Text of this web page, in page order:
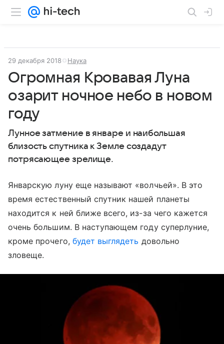
29 декабря 2018 Наука
Огромная Кровавая Луна
озарит ночное небо в новом
году
Лунное затмение в январе и наибольшая
близость спутника к Земле создадут
потрясающее зрелище.
Январскую луну еще называют «волчьей». В это
время естественный спутник нашей планеты
находится к ней ближе всего, из-за чего кажется
очень большим. В наступающем году суперлуние,
кроме прочего, будет выглядеть довольно
зловеще.